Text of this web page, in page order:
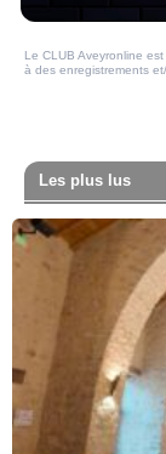
Le CLUB Aveyronline
à des enregistrements
Les plus lus